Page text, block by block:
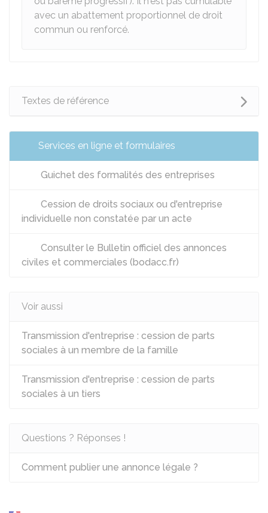
avec un abattement proportionnel de droit
commun ou renforcé.
Textes de référence
Services en ligne et formulaires
Guichet des formalités des entreprises
Cession de droits sociaux ou d'entreprise
individuelle non constatée par un acte
Consulter le Bulletin officiel des annonces
civiles et commerciales (bodacc.fr)
Voir aussi
Transmission d'entreprise : cession de parts
sociales à un membre de la famille
Transmission d'entreprise : cession de parts
sociales à un tiers
Questions ? Réponses !
Comment publier une annonce légale ?